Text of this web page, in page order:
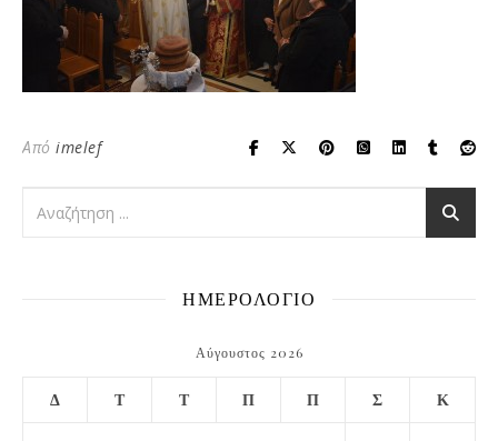
Από imelef
ΗΜΕΡΟΛΟΓΙΟ
Αύγουστος 2026
Δ Τ Τ Π Π Σ Κ